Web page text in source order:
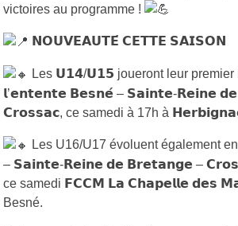
victoires au programme !
𝗡𝗢𝗨𝗩𝗘𝗔𝗨𝗧𝗘́ 𝗖𝗘𝗧𝗧𝗘 𝗦𝗔𝗜𝗦𝗢𝗡
Les 𝗨𝟭𝟰/𝗨𝟭𝟱 joueront leur premier
𝗹’𝗲𝗻𝘁𝗲𝗻𝘁𝗲 𝗕𝗲𝘀𝗻𝗲́ – 𝗦𝗮𝗶𝗻𝘁𝗲-𝗥𝗲𝗶𝗻𝗲
𝗖𝗿𝗼𝘀𝘀𝗮𝗰, ce samedi à 17h à
Les U16/U17 évoluent également
– 𝗦𝗮𝗶𝗻𝘁𝗲-𝗥𝗲𝗶𝗻𝗲 𝗱𝗲 𝗕𝗿𝗲𝘁𝗮𝗻𝗴𝗲 –
ce samedi 𝗙𝗖𝗖𝗠 𝗟𝗮 𝗖𝗵𝗮𝗽𝗲𝗹𝗹𝗲 𝗱𝗲𝘀
Besné.